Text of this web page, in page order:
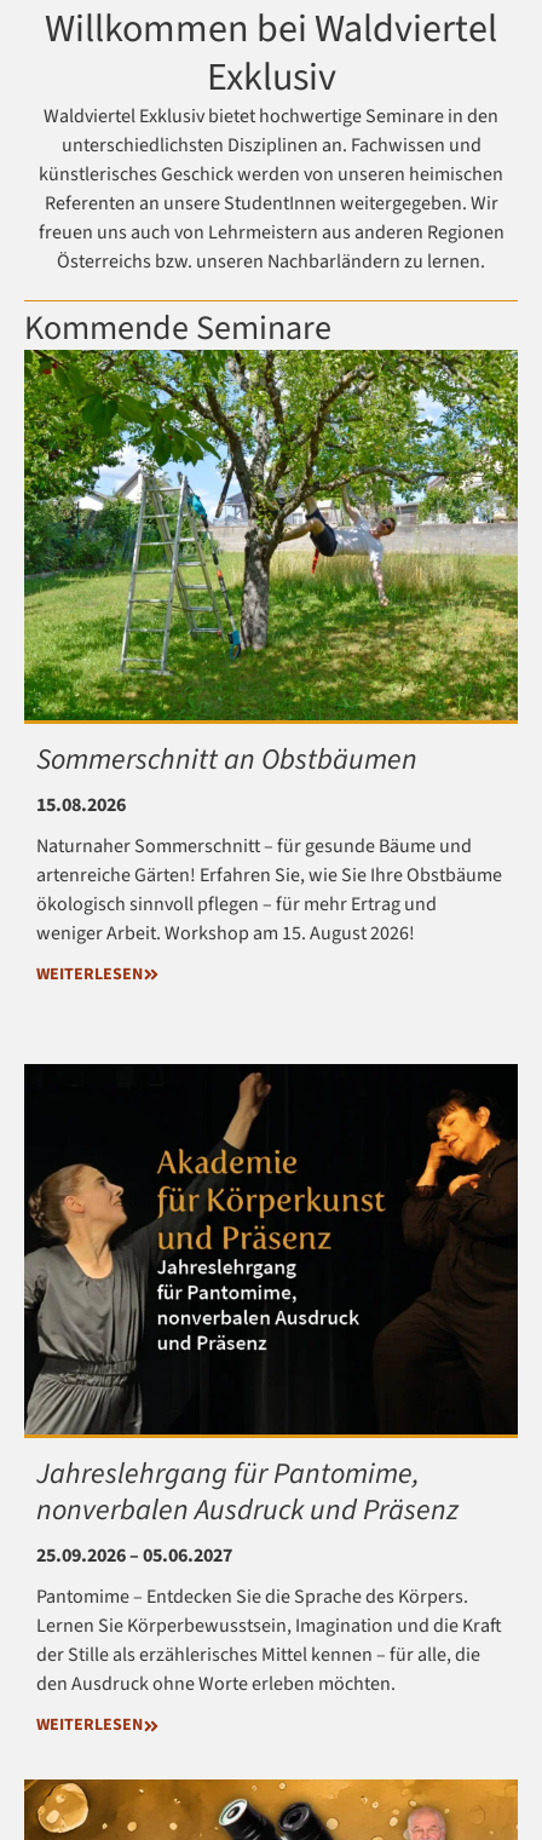
Willkommen bei Waldviertel
Exklusiv
Waldviertel Exklusiv bietet hochwertige Seminare in den
unterschiedlichsten Disziplinen an. Fachwissen und
künstlerisches Geschick werden von unseren heimischen
Referenten an unsere StudentInnen weitergegeben. Wir
freuen uns auch von Lehrmeistern aus anderen Regionen
Österreichs bzw. unseren Nachbarländern zu lernen.
Kommende Seminare
Sommerschnitt an Obstbäumen
15.08.2026
Naturnaher Sommerschnitt – für gesunde Bäume und
artenreiche Gärten! Erfahren Sie, wie Sie Ihre Obstbäume
ökologisch sinnvoll pflegen – für mehr Ertrag und
weniger Arbeit. Workshop am 15. August 2026!
WEITERLESEN
Jahreslehrgang für Pantomime,
nonverbalen Ausdruck und Präsenz
25.09.2026 – 05.06.2027
Pantomime – Entdecken Sie die Sprache des Körpers.
Lernen Sie Körperbewusstsein, Imagination und die Kraft
der Stille als erzählerisches Mittel kennen – für alle, die
den Ausdruck ohne Worte erleben möchten.
WEITERLESEN